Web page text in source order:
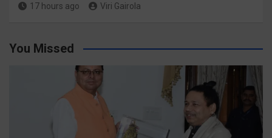
17 hours ago Viri Gairola
You Missed